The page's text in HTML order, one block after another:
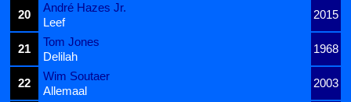
20
André Hazes Jr.
2015
Leef
21
Tom Jones
1968
Delilah
22
Wim Soutaer
2003
Allemaal